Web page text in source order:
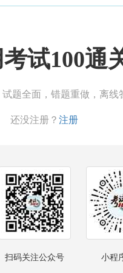
试100通
题全面，错题重做，离
还没注册？ 注册
扫码关注公众号 小程